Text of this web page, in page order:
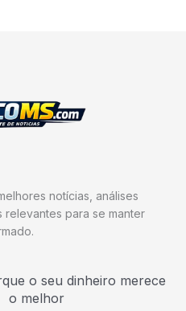
notícias, análises
para se manter
o seu dinheiro merece
o melhor